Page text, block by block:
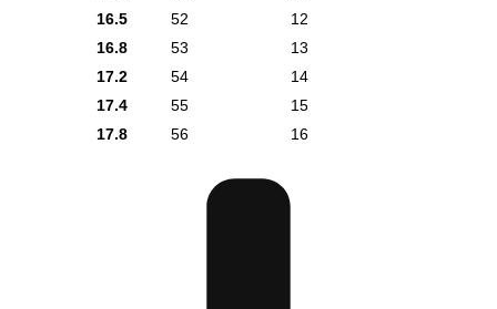
16.5
52
12
16.8
53
13
17.2
54
14
17.4
55
15
17.8
56 16